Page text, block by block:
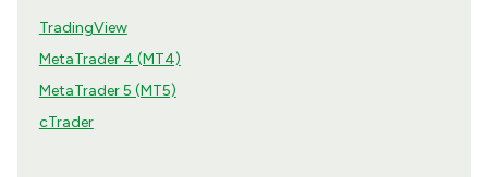
TradingView
MetaTrader 4 (MT4)
MetaTrader 5 (MT5)
cTrader